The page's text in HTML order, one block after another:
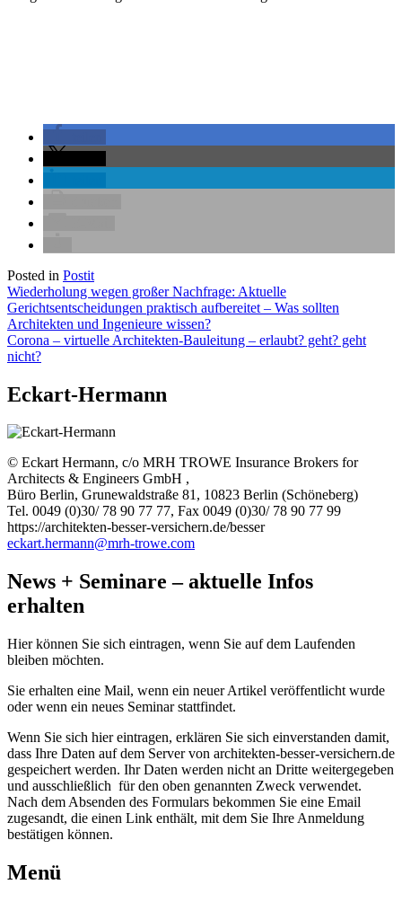
Posted in Postit
Beitragsnavigation
Wiederholung wegen großer Nachfrage: Aktuelle
Gerichtsentscheidungen praktisch aufbereitet – Was sollten
Architekten und Ingenieure wissen?
Corona – virtuelle Architekten-Bauleitung – erlaubt? geht? geht
nicht?
Eckart-Hermann
© Eckart Hermann, c/o MRH TROWE Insurance Brokers for
Architects & Engineers GmbH ,
Büro Berlin, Grunewaldstraße 81, 10823 Berlin (Schöneberg)
Tel. 0049 (0)30/ 78 90 77 77, Fax 0049 (0)30/ 78 90 77 99
https://architekten-besser-versichern.de/besser
eckart.hermann@mrh-trowe.com
News + Seminare – aktuelle Infos
erhalten
Hier können Sie sich eintragen, wenn Sie auf dem Laufenden
bleiben möchten.
Sie erhalten eine Mail, wenn ein neuer Artikel veröffentlicht wurde
oder wenn ein neues Seminar stattfindet.
Wenn Sie sich hier eintragen, erklären Sie sich einverstanden damit,
dass Ihre Daten auf dem Server von architekten-besser-versichern.de
gespeichert werden. Ihr Daten werden nicht an Dritte weitergegeben
und ausschließlich für den oben genannten Zweck verwendet.
Nach dem Absenden des Formulars bekommen Sie eine Email
zugesandt, die einen Link enthält, mit dem Sie Ihre Anmeldung
bestätigen können.
Menü